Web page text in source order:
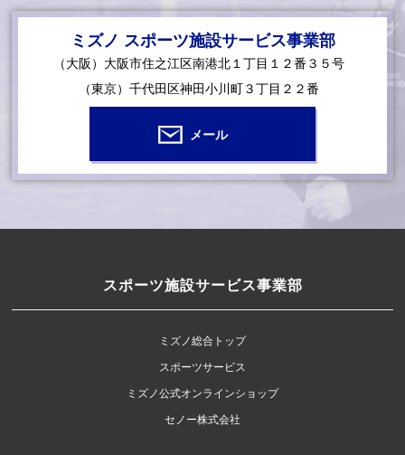
ミズノ スポーツ施設サービス事業部
（大阪）大阪市住之江区南港北１丁目１２番３５号
（東京）千代田区神田小川町３丁目２２番
メール
スポーツ施設サービス事業部
ミズノ総合トップ
スポーツサービス
ミズノ公式オンラインショップ
セノー株式会社